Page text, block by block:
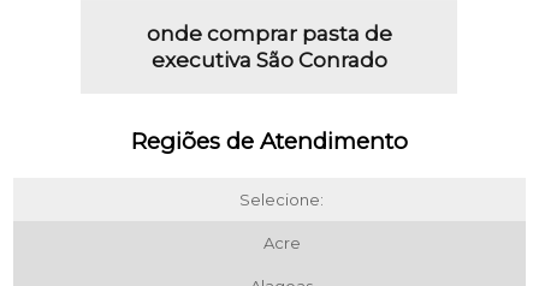
onde comprar pasta de
executiva São Conrado
Regiões de Atendimento
Selecione:
Acre